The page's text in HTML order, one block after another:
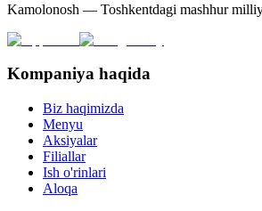
Kamolonosh — Toshkentdagi mashhur
Kompaniya haqida
Biz haqimizda
Menyu
Aksiyalar
Filiallar
Ish o'rinlari
Aloqa